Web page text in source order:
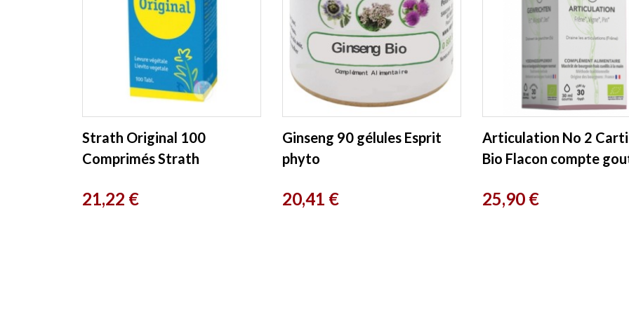
Strath Original 100
Comprimés Strath
Prix
21,22 €
Ginseng 90 gélules Esprit
phyto
Prix
20,41 €
Articulation No 2
Bio Flacon compte
Prix
25,90 €